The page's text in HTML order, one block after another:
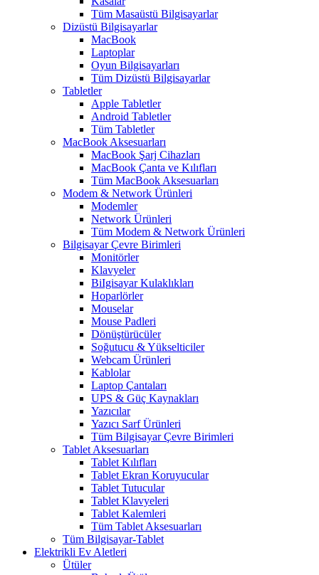
Tüm Masaüstü Bilgisayarlar
Dizüstü Bilgisayarlar
MacBook
Laptoplar
Oyun Bilgisayarları
Tüm Dizüstü Bilgisayarlar
Tabletler
Apple Tabletler
Android Tabletler
Tüm Tabletler
MacBook Aksesuarları
MacBook Şarj Cihazları
MacBook Çanta ve Kılıfları
Tüm MacBook Aksesuarları
Modem & Network Ürünleri
Modemler
Network Ürünleri
Tüm Modem & Network Ürünleri
Bilgisayar Çevre Birimleri
Monitörler
Klavyeler
BiIgisayar Kulaklıkları
Hoparlörler
Mouselar
Mouse Padleri
Dönüştürücüler
Soğutucu & Yükselticiler
Webcam Ürünleri
Kablolar
Laptop Çantaları
UPS & Güç Kaynakları
Yazıcılar
Yazıcı Sarf Ürünleri
Tüm Bilgisayar Çevre Birimleri
Tablet Aksesuarları
Tablet Kılıfları
Tablet Ekran Koruyucular
Tablet Tutucular
Tablet Klavyeleri
Tablet Kalemleri
Tüm Tablet Aksesuarları
Tüm Bilgisayar-Tablet
Elektrikli Ev Aletleri
Ütüler